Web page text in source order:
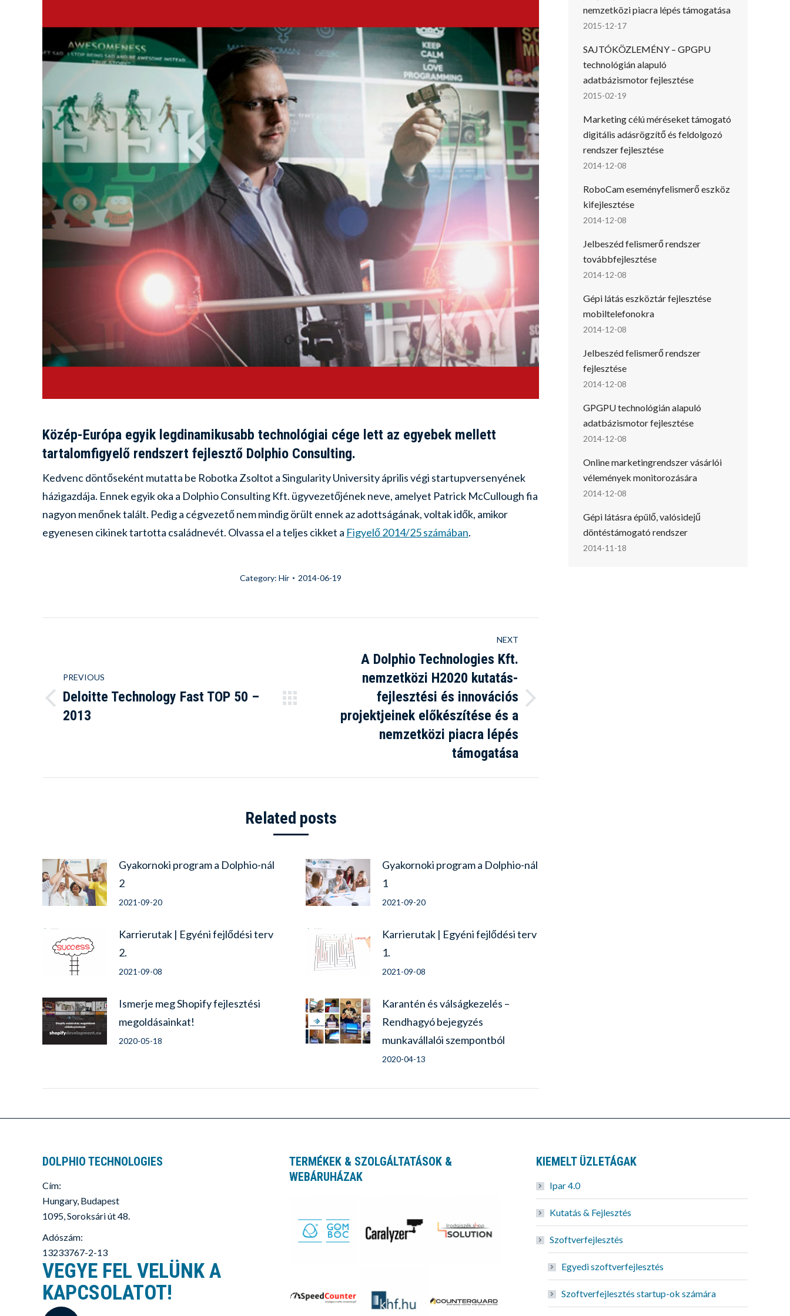
Közép-Európa egyik legdinamikusabb technológiai cége lett az egyebek mellett
tartalomfigyelő rendszert fejlesztő Dolphio Consulting.
Kedvenc döntőseként mutatta be Robotka Zsoltot a Singularity University április végi startupversenyének
házigazdája. Ennek egyik oka a Dolphio Consulting Kft. ügyvezetőjének neve, amelyet Patrick McCullough fia
nagyon menőnek talált. Pedig a cégvezető nem mindig örült ennek az adottságának, voltak idők, amikor
egyenesen cikinek tartotta családnevét. Olvassa el a teljes cikket a Figyelő 2014/25 számában.
Category: Hír 2014-06-19
PREVIOUS
post:
Deloitte Technology Fast TOP 50 –
2013
NEXT
A Dolphio Technologies Kft.
nemzetközi H2020 kutatás-
fejlesztési és innovációs
projektjeinek előkészítése és a
nemzetközi piacra lépés
támogatása
Related posts
Gyakornoki program a Dolphio-nál
2
2021-09-20
Gyakornoki program a Dolphio-nál
1
2021-09-20
Karrierutak | Egyéni fejlődési terv
2.
2021-09-08
Karrierutak | Egyéni fejlődési terv
1.
2021-09-08
Ismerje meg Shopify fejlesztési
megoldásainkat!
2020-05-18
Karantén és válságkezelés –
Rendhagyó bejegyzés
munkavállalói szempontból
2020-04-13
nemzetközi piacra lépés támogatása
2015-12-17
SAJTÓKÖZLEMÉNY – GPGPU
technológián alapuló
adatbázismotor fejlesztése
2015-02-19
Marketing célú méréseket támogató
digitális adásrögzítő és feldolgozó
rendszer fejlesztése
2014-12-08
RoboCam eseményfelismerő eszköz
kifejlesztése
2014-12-08
Jelbeszéd felismerő rendszer
továbbfejlesztése
2014-12-08
Gépi látás eszköztár fejlesztése
mobiltelefonokra
2014-12-08
Jelbeszéd felismerő rendszer
fejlesztése
2014-12-08
GPGPU technológián alapuló
adatbázismotor fejlesztése
2014-12-08
Online marketingrendszer vásárlói
vélemények monitorozására
2014-12-08
Gépi látásra épülő, valósidejű
döntéstámogató rendszer
2014-11-18
DOLPHIO TECHNOLOGIES
Cím:
Hungary, Budapest
1095, Soroksári út 48.
Adószám:
13233767-2-13
VEGYE FEL VELÜNK A
KAPCSOLATOT!
TERMÉKEK & SZOLGÁLTATÁSOK &
WEBÁRUHÁZAK
KIEMELT ÜZLETÁGAK
Ipar 4.0
Kutatás & Fejlesztés
Szoftverfejlesztés
Egyedi szoftverfejlesztés
Szoftverfejlesztés startup-ok számára